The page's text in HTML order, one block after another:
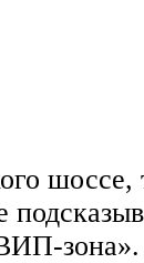
шоссе,
зона».